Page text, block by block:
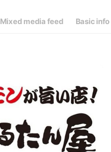
Mixed media feed Basic info